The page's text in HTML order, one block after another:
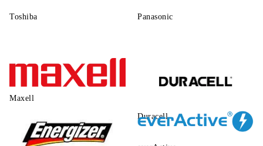
Toshiba Panasonic
Maxell
Duracell